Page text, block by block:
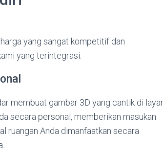
yang sangat kompetitif dan
yang terintegrasi:
membuat gambar 3D yang cantik di layar
secara personal, memberikan masukan
ruangan Anda dimanfaatkan secara